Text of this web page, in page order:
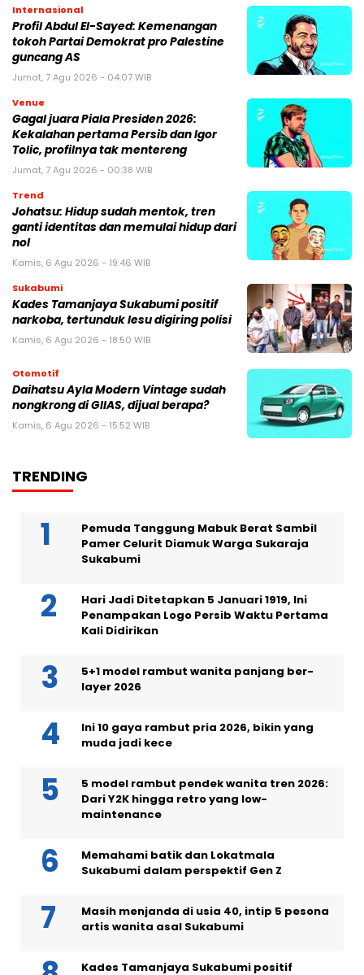
Internasional
Profil Abdul El-Sayed: Kemenangan
tokoh Partai Demokrat pro Palestine
guncang AS
Jumat, 7 Agu 2026 - 04:07 WIB
Venue
Gagal juara Piala Presiden 2026:
Kekalahan pertama Persib dan Igor
Tolic, profilnya tak mentereng
Jumat, 7 Agu 2026 - 00:38 WIB
Trend
Johatsu: Hidup sudah mentok, tren
ganti identitas dan memulai hidup dari
nol
Kamis, 6 Agu 2026 - 19:46 WIB
Sukabumi
Kades Tamanjaya Sukabumi positif
narkoba, tertunduk lesu digiring polisi
Kamis, 6 Agu 2026 - 18:50 WIB
Otomotif
Daihatsu Ayla Modern Vintage sudah
nongkrong di GIIAS, dijual berapa?
Kamis, 6 Agu 2026 - 15:52 WIB
TRENDING
Pemuda Tanggung Mabuk Berat Sambil
Pamer Celurit Diamuk Warga Sukaraja
Sukabumi
Hari Jadi Ditetapkan 5 Januari 1919, Ini
Penampakan Logo Persib Waktu Pertama
Kali Didirikan
5+1 model rambut wanita panjang ber-
layer 2026
Ini 10 gaya rambut pria 2026, bikin yang
muda jadi kece
5 model rambut pendek wanita tren 2026:
Dari Y2K hingga retro yang low-
maintenance
Memahami batik dan Lokatmala
Sukabumi dalam perspektif Gen Z
Masih menjanda di usia 40, intip 5 pesona
artis wanita asal Sukabumi
Kades Tamanjaya Sukabumi positif